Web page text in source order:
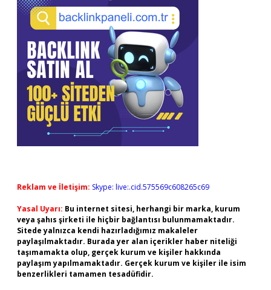
Reklam ve İletişim: Skype: live:.cid.575569c608265c69
Yasal Uyarı: Bu internet sitesi, herhangi bir marka, kurum
veya şahıs şirketi ile hiçbir bağlantısı bulunmamaktadır.
Sitede yalnızca kendi hazırladığımız makaleler
paylaşılmaktadır. Burada yer alan içerikler haber niteliği
taşımamakta olup, gerçek kurum ve kişiler hakkında
paylaşım yapılmamaktadır. Gerçek kurum ve kişiler ile isim
benzerlikleri tamamen tesadüfidir.